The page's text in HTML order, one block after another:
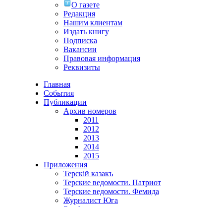
О газете
Редакция
Нашим клиентам
Издать книгу
Подписка
Вакансии
Правовая информация
Реквизиты
Главная
События
Публикации
Архив номеров
2011
2012
2013
2014
2015
Приложения
Терскiй казакъ
Терские ведомости. Патриот
Терские ведомости. Фемида
Журналист Юга